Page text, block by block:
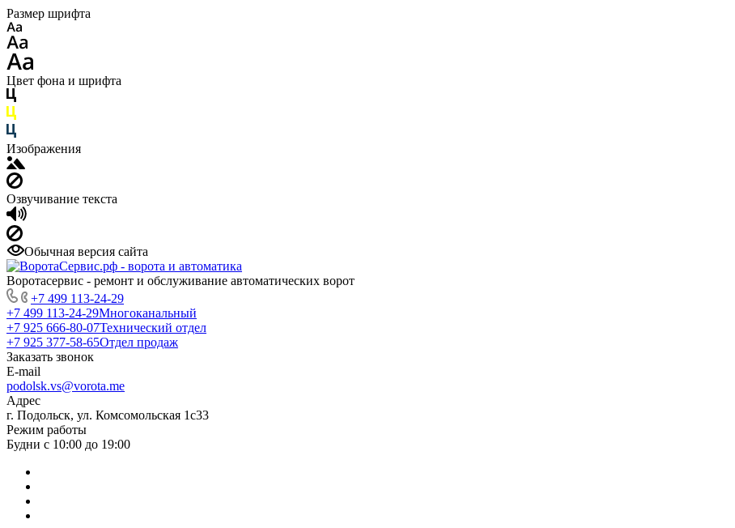
Размер шрифта
Цвет фона и шрифта
Изображения
Озвучивание текста
Обычная версия сайта
Воротасервис - ремонт и обслуживание автоматических ворот
+7 499 113-24-29
+7 499 113-24-29Многоканальный
+7 925 666-80-07Технический отдел
+7 925 377-58-65Отдел продаж
Заказать звонок
E-mail
podolsk.vs@vorota.me
Адрес
г. Подольск, ул. Комсомольская 1с33
Режим работы
Будни с 10:00 до 19:00